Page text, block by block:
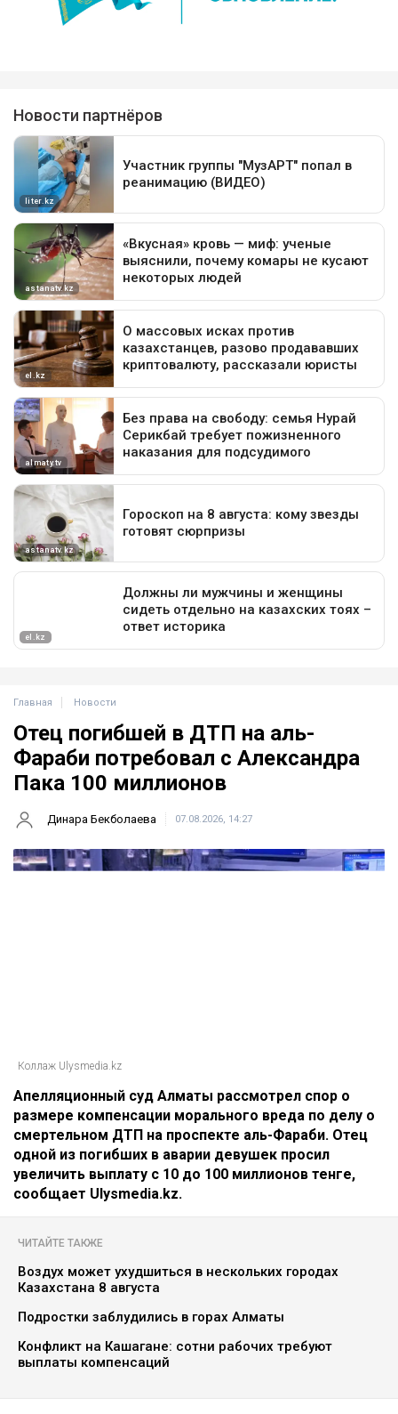
Главная Новости
Отец погибшей в ДТП на аль-
Фараби потребовал с Александра
Пака 100 миллионов
Динара Бекболаева 07.08.2026, 14:27
Коллаж Ulysmedia.kz
Апелляционный суд Алматы рассмотрел спор о
размере компенсации морального вреда по делу о
смертельном ДТП на проспекте аль-Фараби. Отец
одной из погибших в аварии девушек просил
увеличить выплату с 10 до 100 миллионов тенге,
сообщает Ulysmedia.kz.
ЧИТАЙТЕ ТАКЖЕ
Воздух может ухудшиться в нескольких городах
Казахстана 8 августа
Подростки заблудились в горах Алматы
Конфликт на Кашагане: сотни рабочих требуют
выплаты компенсаций